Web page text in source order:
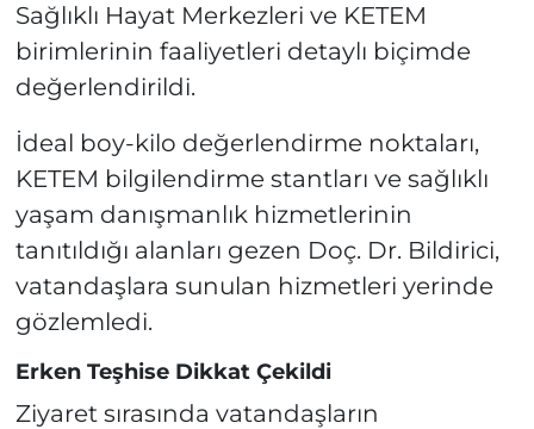
Sağlıklı Hayat Merkezleri ve KETEM
birimlerinin faaliyetleri detaylı biçimde
değerlendirildi.
İdeal boy-kilo değerlendirme noktaları,
KETEM bilgilendirme stantları ve sağlıklı
yaşam danışmanlık hizmetlerinin
tanıtıldığı alanları gezen Doç. Dr. Bildirici,
vatandaşlara sunulan hizmetleri yerinde
gözlemledi.
Erken Teşhise Dikkat Çekildi
Ziyaret sırasında vatandaşların